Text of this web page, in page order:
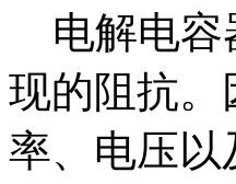
电解电容
现的阻抗。
率、电压以